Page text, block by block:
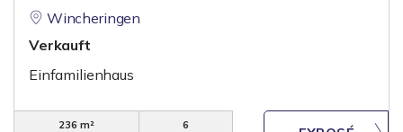
Wincheringen
Verkauft
Einfamilienhaus
236 m²
6